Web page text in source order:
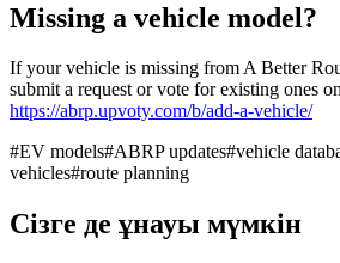
Missing a vehicle model?
If your vehicle is missing from A Better
submit a request or vote for existing ones
https://abrp.upvoty.com/b/add-a-vehicle/
#EV models#ABRP updates#vehicle
vehicles#route planning
Сізге де ұнауы мүмкін